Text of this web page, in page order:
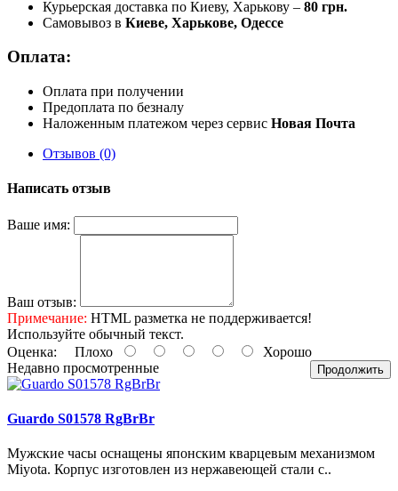
Курьерская доставка по Киеву, Харькову – 80 грн.
Самовывоз в Киеве, Харькове, Одессе
Оплата:
Оплата при получении
Предоплата по безналу
Наложенным платежом через сервис Новая Почта
Отзывов (0)
Написать отзыв
Ваше имя:
Ваш отзыв:
Примечание: HTML разметка не поддерживается!
Используйте обычный текст.
Оценка: Плохо Хорошо
Продолжить
Недавно просмотренные
Guardo S01578 RgBrBr
Мужские часы оснащены японским кварцевым механизмом
Miyota. Корпус изготовлен из нержавеющей стали с..